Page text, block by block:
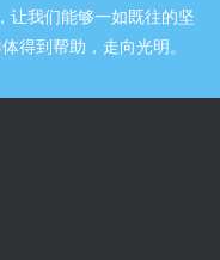
让我们能够一如既往的坚
得到帮助，走向光明。